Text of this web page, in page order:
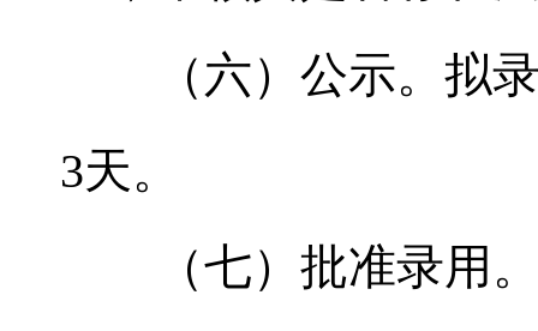
（六）公示。拟录
3天。
（七）批准录用。